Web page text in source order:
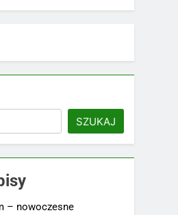
SZUKAJ
– nowoczesne